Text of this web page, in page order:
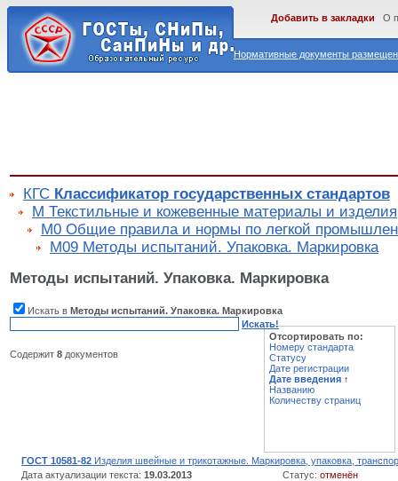
Нормативные документы
Добавить в закладки О
КГС Классификатор государственных стандартов
М Текстильные и кожевенные материалы и изделия
М0 Общие правила и нормы по легкой
М09 Методы испытаний. Упаковка. Маркировка
Методы испытаний. Упаковка. Маркировка
Искать в Методы испытаний. Упаковка. Маркировка
Искать!
Содержит 8 документов
Отсортировать по:
Номеру стандарта
Статусу
Дате регистрации
Дате введения ↑
Названию
Количеству страниц
ГОСТ 10581-82 Изделия швейные и трикотажные. Маркировка, упаковка,
Дата актуализации текста: 19.03.2013 Статус: отменён